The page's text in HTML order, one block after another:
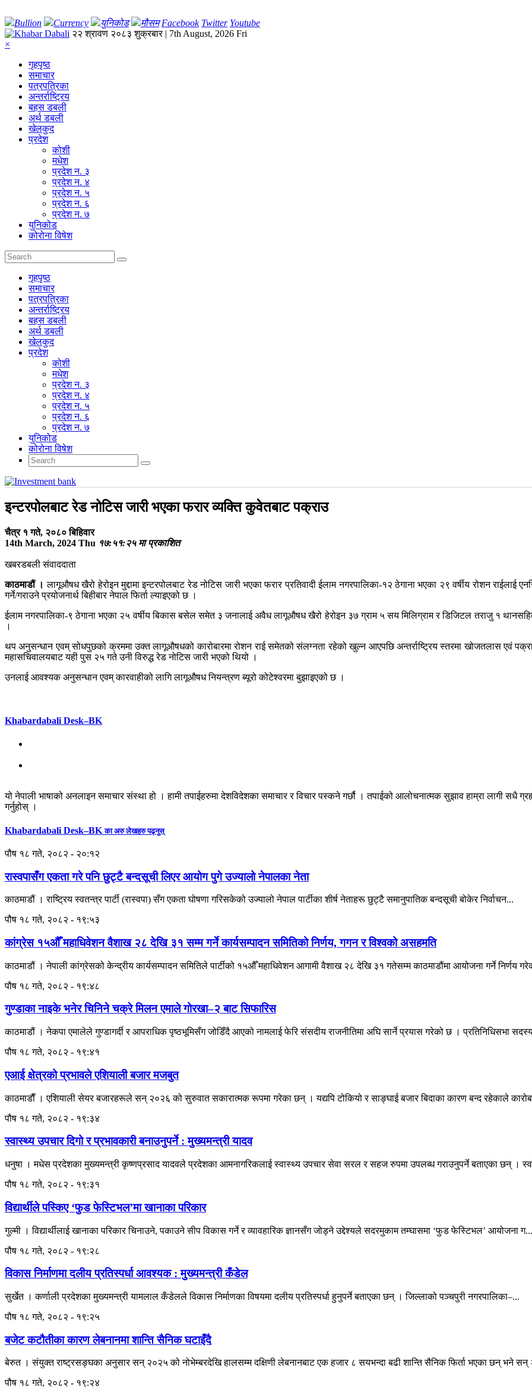
Bullion Currency युनिकोड मौसम Facebook Twitter Youtube
२२ श्रावण २०८३ शुक्रबार | 7th August, 2026 Fri
×
गृहपृष्‍ठ
समाचार
पत्रपत्रिका
अन्तर्राष्ट्रिय
बहस डबली
अर्थ डबली
खेलकुद
प्रदेश
कोशी
मधेश
प्रदेश न. ३
प्रदेश न. ४
प्रदेश न. ५
प्रदेश न. ६
प्रदेश न. ७
युनिकोड
कोरोना विषेश
गृहपृष्‍ठ
समाचार
पत्रपत्रिका
अन्तर्राष्ट्रिय
बहस डबली
अर्थ डबली
खेलकुद
प्रदेश
कोशी
मधेश
प्रदेश न. ३
प्रदेश न. ४
प्रदेश न. ५
प्रदेश न. ६
प्रदेश न. ७
युनिकोड
कोरोना विषेश
इन्टरपोलबाट रेड नोटिस जारी भएका फरार व्यक्ति कुवेतबाट पक्राउ
चैत्र १ गते, २०८० बिहिवार
14th March, 2024 Thu १७:५१:२५ मा प्रकाशित
खबरडबली संवाददाता
काठमाडौं ।लागूऔषध खैरो हेरोइन मुद्दामा इन्टरपोलबाट रेड नोटिस जारी भएका फरार प्रतिवादी ईलाम नगरपालिका-१२ ठेगाना भएका २९ वर्षीय रोशन राईलाई
गर्ने/गराउने प्रयोजनार्थ बिहीबार नेपाल फिर्ता ल्याइएको छ ।
ईलाम नगरपालिका-९ ठेगाना भएका २५ वर्षीय बिकास बसेल समेत ३ जनालाई अवैध लागूऔषध खैरो हेरोइन ३७ ग्राम ५ सय मिलिग्राम र डिजिटल तराजु १
।
थप अनुसन्धान एवम् सोधपुछको क्रममा उक्त लागूऔषधको कारोबारमा रोशन राई समेतको संलग्नता रहेको खुल्न आएपछि अन्तर्राष्ट्रिय स्तरमा खोजतलास एवं
महासचिवालयबाट यही पुस २५ गते उनी विरुद्ध रेड नोटिस जारी भएको थियो ।
उनलाई आवश्यक अनुसन्धान एवम् कारवाहीको लागि लागूऔषध नियन्त्रण ब्यूरो कोटेश्वरमा बुझाइएको छ ।
Khabardabali Desk–BK
यो नेपाली भाषाको अनलाइन समाचार संस्था हो । हामी तपाईहरुमा देशविदेशका समाचार र विचार पस्कने गर्छौ । तपाईको आलोचनात्मक सुझाव हाम्रा लागी सधै
गर्नुहोस् ।
Khabardabali Desk–BKका अरु लेखहरु पढ्नुस्
पौष १८ गते, २०८२ - २०:१२
रास्वपासँग एकता गरे पनि छुट्टै बन्दसूची लिएर आयोग पुगे उज्यालो नेपालका नेता
काठमाडौं । राष्ट्रिय स्वतन्त्र पार्टी (रास्वपा) सँग एकता घोषणा गरिसकेको उज्यालो नेपाल पार्टीका शीर्ष नेताहरू छुट्टै समानुपातिक बन्दसूची बोकेर निर्वाचन...
पौष १८ गते, २०८२ - १९:५३
कांग्रेस १५औँ महाधिवेशन वैशाख २८ देखि ३१ सम्म गर्ने कार्यसम्पादन समितिको निर्णय, गगन र विश्वको असहमति
काठमाडौं । नेपाली कांग्रेसको केन्द्रीय कार्यसम्पादन समितिले पार्टीको १५औँ महाधिवेशन आगामी वैशाख २८ देखि ३१ गतेसम्म काठमाडौंमा आयोजना गर्ने निर्णय
पौष १८ गते, २०८२ - १९:४८
गुण्डाका नाइके भनेर चिनिने चक्रे मिलन एमाले गोरखा–२ बाट सिफारिस
काठमाडौं । नेकपा एमालेले गुण्डागर्दी र आपराधिक पृष्ठभूमिसँग जोडिँदै आएको नामलाई फेरि संसदीय राजनीतिमा अघि सार्ने प्रयास गरेको छ । प्रतिनिधिसभा
पौष १८ गते, २०८२ - १९:४१
एआई क्षेत्रको प्रभावले एशियाली बजार मजबुत
काठमाडाैँ । एशियाली सेयर बजारहरूले सन् २०२६ को सुरुवात सकारात्मक रूपमा गरेका छन् । यद्यपि टोकियो र साङ्घाई बजार बिदाका कारण बन्द रहेकाले
पौष १८ गते, २०८२ - १९:३४
स्वास्थ्य उपचार दिगो र प्रभावकारी बनाउनुपर्ने : मुख्यमन्त्री यादव
धनुषा । मधेस प्रदेशका मुख्यमन्त्री कृष्णप्रसाद यादवले प्रदेशका आमनागरिकलाई स्वास्थ्य उपचार सेवा सरल र सहज रुपमा उपलब्ध गराउनुपर्ने बताएका छन् ।
पौष १८ गते, २०८२ - १९:३१
विद्यार्थीले पस्किए ‘फुड फेस्टिभल’मा खानाका परिकार
गुल्मी । विद्यार्थीलाई खानाका परिकार चिनाउने, पकाउने सीप विकास गर्ने र व्यावहारिक ज्ञानसँग जोड्ने उद्देश्यले सदरमुकाम तम्घासमा ‘फुड फेस्टिभल’ आयोजना ग...
पौष १८ गते, २०८२ - १९:२८
विकास निर्माणमा दलीय प्रतिस्पर्धा आवश्यक : मुख्यमन्त्री कँडेल
सुर्खेत । कर्णाली प्रदेशका मुख्यमन्त्री यामलाल कँडेलले विकास निर्माणका विषयमा दलीय प्रतिस्पर्धा हुनुपर्ने बताएका छन् । जिल्लाको पञ्चपुरी नगरपालिका–...
पौष १८ गते, २०८२ - १९:२५
बजेट कटौतीका कारण लेबनानमा शान्ति सैनिक घटाइँदै
बेरुत । संयुक्त राष्ट्रसङ्घका अनुसार सन् २०२५ को नोभेम्बरदेखि हालसम्म दक्षिणी लेबनानबाट एक हजार ८ सयभन्दा बढी शान्ति सैनिक फिर्ता भएका छन् भने सन्
पौष १८ गते, २०८२ - १९:२४